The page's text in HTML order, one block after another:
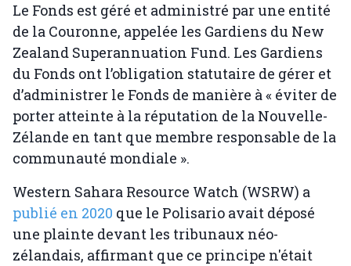
Le Fonds est géré et administré par une entité
de la Couronne, appelée les Gardiens du New
Zealand Superannuation Fund. Les Gardiens
du Fonds ont l’obligation statutaire de gérer et
d’administrer le Fonds de manière à « éviter de
porter atteinte à la réputation de la Nouvelle-
Zélande en tant que membre responsable de la
communauté mondiale ».
Western Sahara Resource Watch (WSRW) a
publié en 2020 que le Polisario avait déposé
une plainte devant les tribunaux néo-
zélandais, affirmant que ce principe n'était